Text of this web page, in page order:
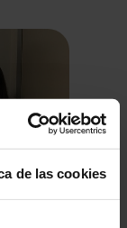
de las cookies